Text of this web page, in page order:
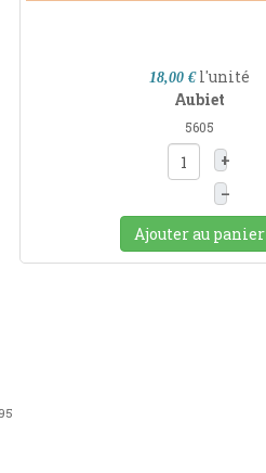
18,00 € l'unité
Aubiet
5605
+
–
Ajouter au panier